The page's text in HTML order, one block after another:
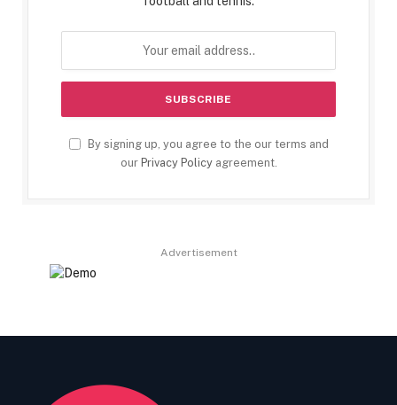
By signing up, you agree to the our terms and
our Privacy Policyagreement.
Advertisement